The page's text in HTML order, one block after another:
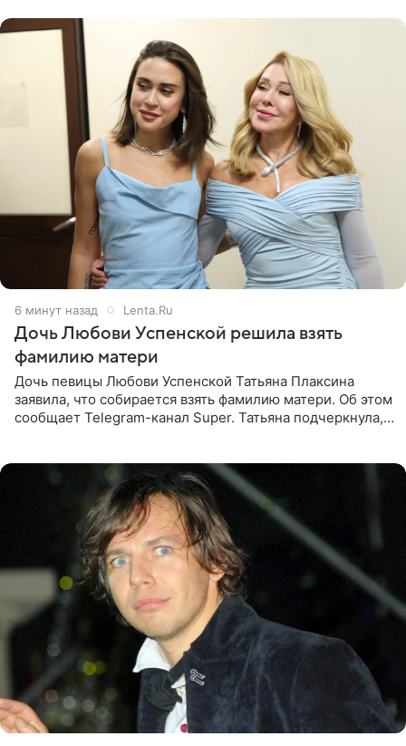
6 минут назад Lenta.Ru
Дочь Любови Успенской решила взять
фамилию матери
Дочь певицы Любови Успенской Татьяна Плаксина
заявила, что собирается взять фамилию матери. Об этом
сообщает Telegram-канал Super. Татьяна подчеркнула,